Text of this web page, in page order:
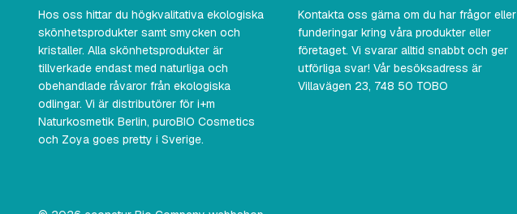
Hos oss hittar du högkvalitativa ekologiska
skönhetsprodukter samt smycken och
kristaller. Alla skönhetsprodukter är
tillverkade endast med naturliga och
obehandlade råvaror från ekologiska
odlingar. Vi är distributörer för i+m
Naturkosmetik Berlin, puroBIO Cosmetics
och Zoya goes pretty i Sverige.
Kontakta oss gärna om du har frågor eller
funderingar kring våra produkter eller
företaget. Vi svarar alltid snabbt och ger
utförliga svar! Vår besöksadress är
Villavägen 23, 748 50 TOBO